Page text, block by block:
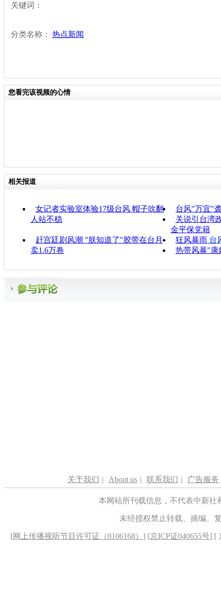
关键词：
分类名称： 热点新闻
您看完该视频的心情
相关报道
女记者实验室体验17级台风 帽子吹翻
人站不稳
台风"万宜"
关说引台湾
金平保党籍
赶宫廷剧风潮 "朕知道了"胶带在台月
卖1.6万卷
狂风暴雨台
热带风暴"康
关于我们 | About us | 联系我们 | 广告服务
本网站所刊载信息，不代表中新
未经授权禁止转载、摘编、
[网上传播视听节目许可证（0106168） ] [京ICP证040655号] [